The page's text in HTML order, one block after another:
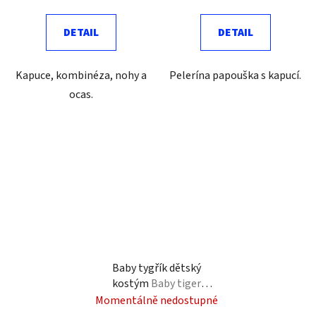
DETAIL
Kapuce, kombinéza, nohy a
ocas.
DETAIL
Pelerína papouška s kapucí.
Baby tygřík dětský
kostým Baby tiger
costume
Momentálně nedostupné